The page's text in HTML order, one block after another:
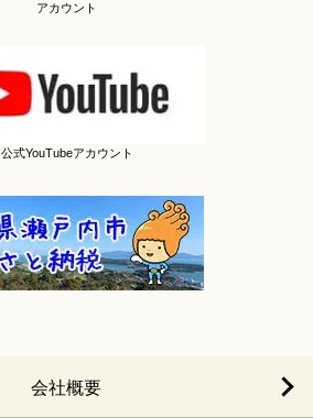
アカウント
公式YouTubeアカウント
会社概要